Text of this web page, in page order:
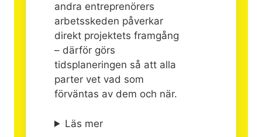
andra entreprenörers
arbetsskeden påverkar
direkt projektets framgång
– därför görs
tidsplaneringen så att alla
parter vet vad som
förväntas av dem och när.
Läs mer